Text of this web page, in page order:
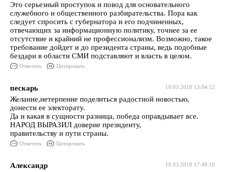
Это серьезный проступок и повод для основательного
служебного и общественного разбирательства. Пора как
следует спросить с губернатора и его подчиненных,
отвечающих за информационную политику, точнее за ее
отсутствие и крайний не профессионализм. Возможно, такое
требование дойдет и до президента страны, ведь подобные
бездари в области СМИ подставляют и власть в целом.
Ответить Цитировать
19.03.2018 13:04:12
пескарь
Желание,нетерпение поделиться радостной новостью,
донести ее электорату.
Да и какая в сущности разница, победа оправдывает все.
НАРОД ВЫРАЗИЛ доверие президенту,
правительству и пути страны.
Ответить Цитировать
19.03.2018 17:48:16
Александр